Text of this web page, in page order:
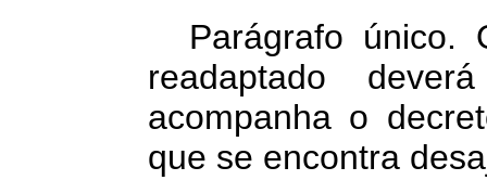
Parágrafo
readaptado
acompanha o
que se encontra